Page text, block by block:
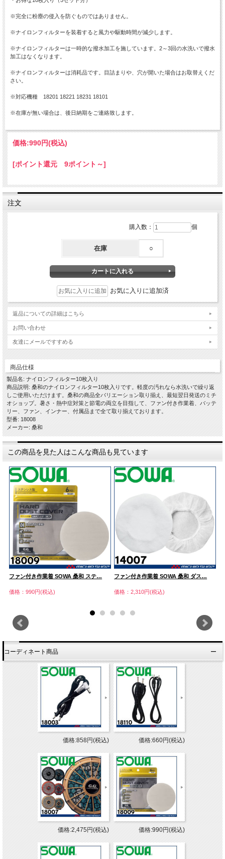
※完全に粉塵の侵入を防ぐものではありません。
※ナイロンフィルターを装着すると風力や駆動時間が減少します。
※ナイロンフィルターは一時的な撥水加工を施しています。2～3回の水洗いで撥水
加工はなくなります。
※ナイロンフィルターは消耗品です。目詰まりや、穴が開いた場合はお取替えくだ
さい。
※対応機種 18201 18221 18231 18101
※在庫が無い場合は、後日納期をご連絡致します。
価格:990円(税込)
[ポイント還元 9ポイント～]
注文
購入数： 個
在庫 ○
お気に入りに追加済
返品についての詳細はこちら
お問い合わせ
友達にメールですすめる
商品仕様
製品名: ナイロンフィルター10枚入り
商品説明: 桑和のナイロンフィルター10枚入りです。軽度の汚れなら水洗いで繰り返
しご使用いただけます。桑和の商品全バリエーション取り揃え、最短翌日発送のミチ
オショップ。暑さ・熱中症対策と節電の両立を目指して、ファン付き作業着、バッテ
リー、ファン、インナー、付属品まで全て取り揃えております。
型番: 18008
メーカー: 桑和
この商品を見た人はこんな商品も見ています
ファン付き作業着 SOWA 桑和 ステ…
価格：990円(税込)
ファン付き作業着 SOWA 桑和 ダス…
価格：2,310円(税込)
コーディネート商品
価格:858円(税込) 価格:660円(税込)
価格:2,475円(税込) 価格:990円(税込)